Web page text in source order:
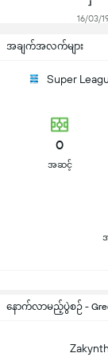
16/03/
အချက်အလက်များ
Super
0
အဆင့်
နောက်လာမည့်ပွဲစဉ် -